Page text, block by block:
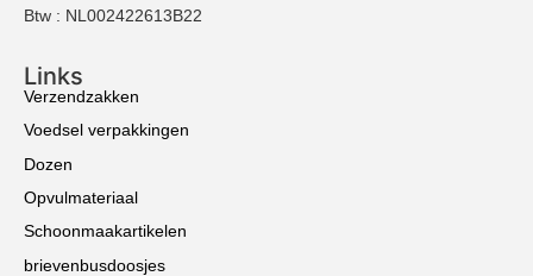
Btw : NL002422613B22
Links
Verzendzakken
Voedsel verpakkingen
Dozen
Opvulmateriaal
Schoonmaakartikelen
brievenbusdoosjes